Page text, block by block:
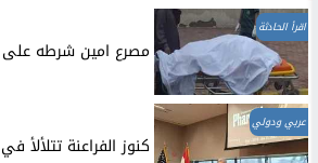
اقرأ الحادثة
مصرع امين شرطه
عربي ودولي
​كنوز الفراعنة